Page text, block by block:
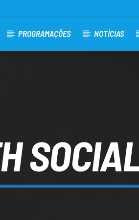
PROGRAMAÇÕES NOTÍCIAS